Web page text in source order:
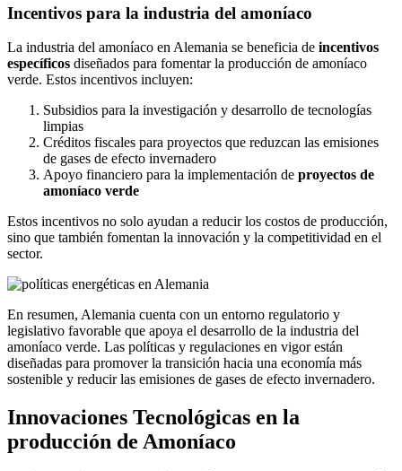
Incentivos para la industria del amoníaco
La industria del amoníaco en Alemania se beneficia de incentivos
específicos diseñados para fomentar la producción de amoníaco
verde. Estos incentivos incluyen:
Subsidios para la investigación y desarrollo de tecnologías
limpias
Créditos fiscales para proyectos que reduzcan las emisiones
de gases de efecto invernadero
Apoyo financiero para la implementación de proyectos de
amoníaco verde
Estos incentivos no solo ayudan a reducir los costos de producción,
sino que también fomentan la innovación y la competitividad en el
sector.
En resumen, Alemania cuenta con un entorno regulatorio y
legislativo favorable que apoya el desarrollo de la industria del
amoníaco verde. Las políticas y regulaciones en vigor están
diseñadas para promover la transición hacia una economía más
sostenible y reducir las emisiones de gases de efecto invernadero.
Innovaciones Tecnológicas en la
producción de Amoníaco